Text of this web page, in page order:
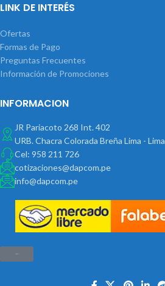
LINK DE INTERÉS
Ofertas
Formas de Pago
Preguntas Frecuentes
Información de Promociones
INFORMACION
JR Pariacoto 268 Int. 402
URB. Chacra Colorada Breña Lima - Lima
Cel: 958 211 726
cotizaciones@dapcom.pe
info@dapcom.pe